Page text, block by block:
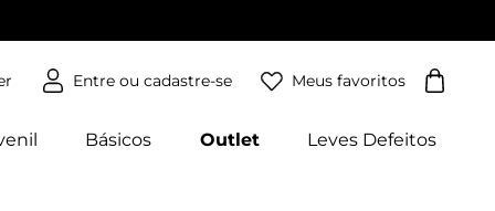
Meus favoritos
Básicos Outlet Leves Defeitos